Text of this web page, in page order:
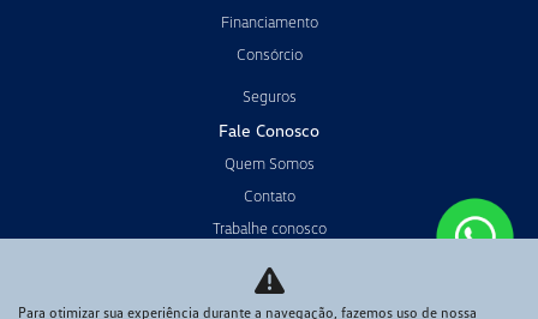
Financiamento
Consórcio
Seguros
Fale Conosco
Quem Somos
Contato
Trabalhe conosco
Código de Conduta
Para otimizar sua experiência durante a navegação, fazemos uso de nossa